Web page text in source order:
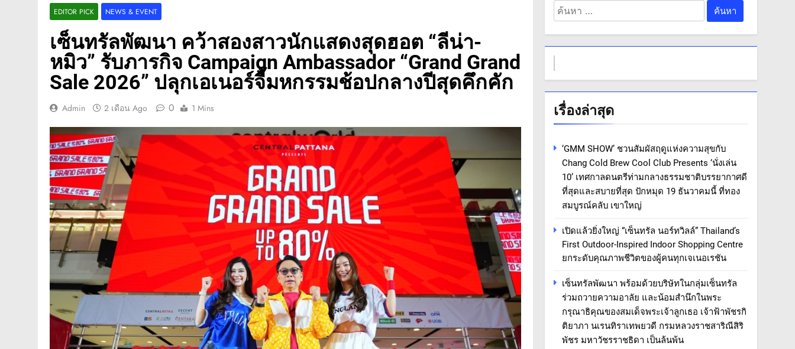
EDITOR PICK NEWS & EVENT
เซ็นทรัลพัฒนา คว้าสองสาวนักแสดงสุดฮอต “ลีน่า-
หมิว” รับภารกิจ Campaign Ambassador “Grand Grand
Sale 2026” ปลุกเอเนอร์จี้มหกรรมช้อปกลางปีสุดคึกคัก
Admin 2 เดือน Ago 0 1 Mins
ค้นหา
สำหรับ:
เรื่องล่าสุด
‘GMM SHOW’ ชวนสัมผัสฤดูแห่งความสุขกับ
Chang Cold Brew Cool Club Presents ‘นั่งเล่น
10’ เทศกาลดนตรีท่ามกลางธรรมชาติบรรยากาศดี
ที่สุดและสบายที่สุด ปักหมุด 19 ธันวาคมนี้ ที่ทอง
สมบูรณ์คลับ เขาใหญ่
เปิดแล้วยิ่งใหญ่ “เซ็นทรัล นอร์ทวิลล์” Thailand’s
First Outdoor-Inspired Indoor Shopping Centre
ยกระดับคุณภาพชีวิตของผู้คนทุกเจเนอเรชัน
เซ็นทรัลพัฒนา พร้อมด้วยบริษัทในกลุ่มเซ็นทรัล
ร่วมถวายความอาลัย และน้อมสำนึกในพระ
กรุณาธิคุณของสมเด็จพระเจ้าลูกเธอ เจ้าฟ้าพัชรกิ
ติยาภา นเรนทิราเทพยวดี กรมหลวงราชสาริณีสิริ
พัชร มหาวัชรราชธิดา เป็นล้นพ้น